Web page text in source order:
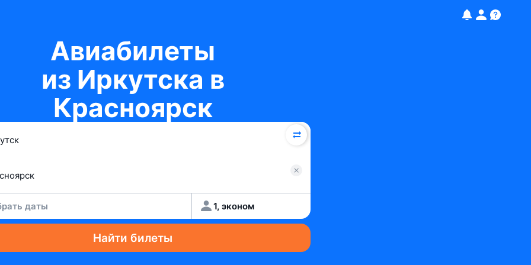
Авиабилеты
из Иркутска в
Красноярск
даты 1, эконом
Найти билеты